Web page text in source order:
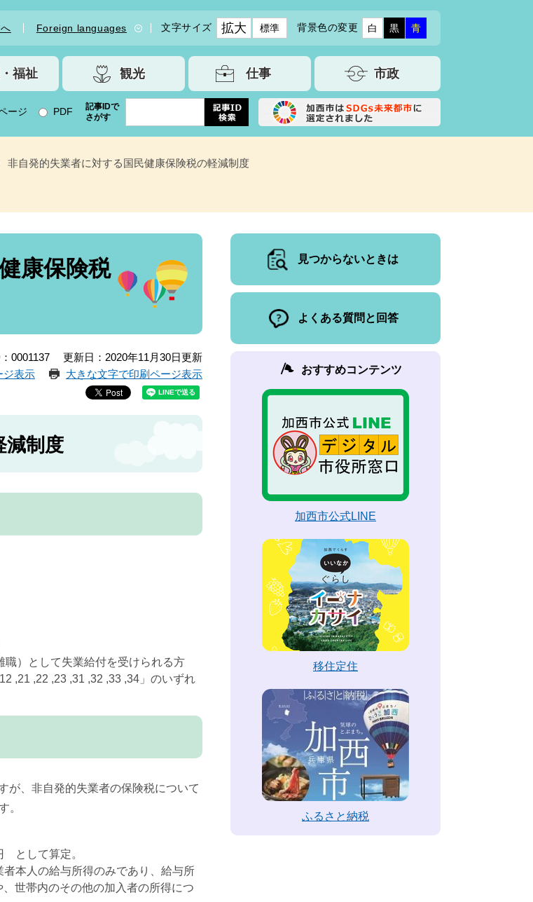
Foreign languages 文字サイズ 拡大 標準 背景色の変更 白 黒 青
福祉 観光 仕事 市政
ージ PDF
記事IDで
さがす
非自発的失業者に対する国民健康保険税の軽減制度
康保険税
0001137
更新日：2020年11月30日更新
ジ表示
大きな文字で印刷ページ表示
減制度
）として失業給付を受けられる方
,21 ,22 ,23 ,31 ,32 ,33 ,34」のいずれ
が、非自発的失業者の保険税について
。
して算定。
本人の給与所得のみであり、給与所
世帯内のその他の加入者の所得につ
見つからないときは
よくある質問と回答
おすすめコンテンツ
加西市公式LINE
移住定住
ふるさと納税